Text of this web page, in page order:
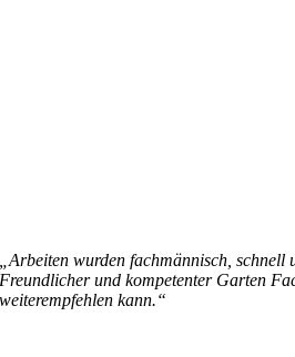
„Arbeiten wurden fachmännisch, schnell
Freundlicher und kompetenter Garten
weiterempfehlen kann.“